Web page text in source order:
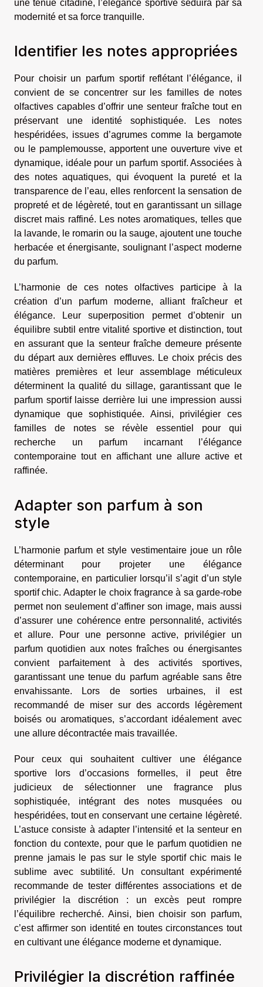
une tenue citadine, l’élégance sportive séduira par sa
modernité et sa force tranquille.
Identifier les notes appropriées
Pour choisir un parfum sportif reflétant l’élégance, il
convient de se concentrer sur les familles de notes
olfactives capables d’offrir une senteur fraîche tout en
préservant une identité sophistiquée. Les notes
hespéridées, issues d’agrumes comme la bergamote
ou le pamplemousse, apportent une ouverture vive et
dynamique, idéale pour un parfum sportif. Associées à
des notes aquatiques, qui évoquent la pureté et la
transparence de l’eau, elles renforcent la sensation de
propreté et de légèreté, tout en garantissant un sillage
discret mais raffiné. Les notes aromatiques, telles que
la lavande, le romarin ou la sauge, ajoutent une touche
herbacée et énergisante, soulignant l’aspect moderne
du parfum.
L’harmonie de ces notes olfactives participe à la
création d’un parfum moderne, alliant fraîcheur et
élégance. Leur superposition permet d’obtenir un
équilibre subtil entre vitalité sportive et distinction, tout
en assurant que la senteur fraîche demeure présente
du départ aux dernières effluves. Le choix précis des
matières premières et leur assemblage méticuleux
déterminent la qualité du sillage, garantissant que le
parfum sportif laisse derrière lui une impression aussi
dynamique que sophistiquée. Ainsi, privilégier ces
familles de notes se révèle essentiel pour qui
recherche un parfum incarnant l’élégance
contemporaine tout en affichant une allure active et
raffinée.
Adapter son parfum à son
style
L’harmonie parfum et style vestimentaire joue un rôle
déterminant pour projeter une élégance
contemporaine, en particulier lorsqu’il s’agit d’un style
sportif chic. Adapter le choix fragrance à sa garde-robe
permet non seulement d’affiner son image, mais aussi
d’assurer une cohérence entre personnalité, activités
et allure. Pour une personne active, privilégier un
parfum quotidien aux notes fraîches ou énergisantes
convient parfaitement à des activités sportives,
garantissant une tenue du parfum agréable sans être
envahissante. Lors de sorties urbaines, il est
recommandé de miser sur des accords légèrement
boisés ou aromatiques, s’accordant idéalement avec
une allure décontractée mais travaillée.
Pour ceux qui souhaitent cultiver une élégance
sportive lors d’occasions formelles, il peut être
judicieux de sélectionner une fragrance plus
sophistiquée, intégrant des notes musquées ou
hespéridées, tout en conservant une certaine légèreté.
L’astuce consiste à adapter l’intensité et la senteur en
fonction du contexte, pour que le parfum quotidien ne
prenne jamais le pas sur le style sportif chic mais le
sublime avec subtilité. Un consultant expérimenté
recommande de tester différentes associations et de
privilégier la discrétion : un excès peut rompre
l’équilibre recherché. Ainsi, bien choisir son parfum,
c’est affirmer son identité en toutes circonstances tout
en cultivant une élégance moderne et dynamique.
Privilégier la discrétion raffinée